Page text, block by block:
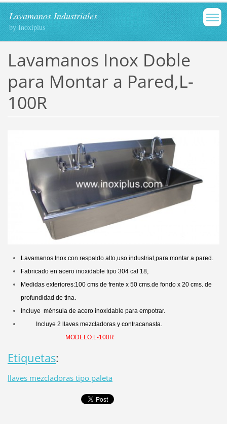
Lavamanos Industriales
by Inoxiplus
Lavamanos Inox Doble
para Montar a Pared,L-
100R
Lavamanos Inox con respaldo alto,uso industrial,para montar a pared.
Fabricado en acero inoxidable tipo 304 cal 18,
Medidas exteriores:100 cms de frente x 50 cms.de fondo x 20 cms. de
profundidad de tina.
Incluye ménsula de acero inoxidable para empotrar.
Incluye 2 llaves mezcladoras y contracanasta.
MODELO:L-100R
Etiquetas:
llaves mezcladoras tipo paleta